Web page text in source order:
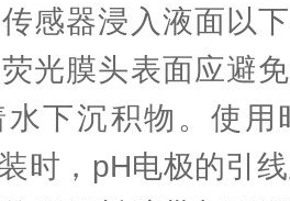
感器浸入液面以
光膜头表面应避
水下沉积物。使
时，pH电极的引